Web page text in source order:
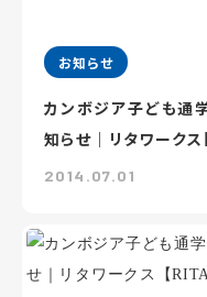
お知らせ
カンボジア子ども通
知らせ｜リタワークス
2014.07.01